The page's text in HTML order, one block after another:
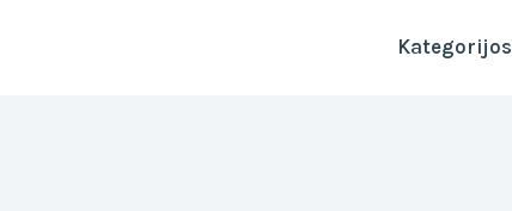
Kategorijos